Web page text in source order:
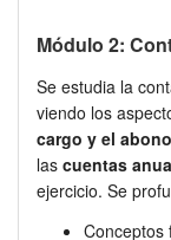
Módulo 2:
Se estudia la
viendo los
cargo y el abono
las cuentas
ejercicio. Se
Conceptos